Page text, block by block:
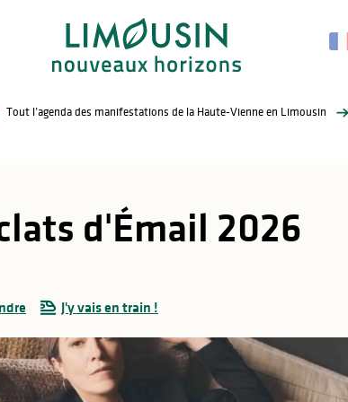
Tout l’agenda des manifestations de la Haute-Vienne en Limousin
d'Émail 2026
J'y vais en train !